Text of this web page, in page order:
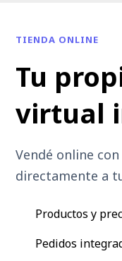
TIENDA ONLINE
Tu
virtual
Vendé online
directamente a
Productos y
Pedidos